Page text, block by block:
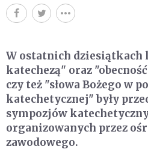
W ostatnich
katechezą" oraz
czy też "słowa Bożego w
katechetycznej" były
sympozjów
organizowanych przez
zawodowego.